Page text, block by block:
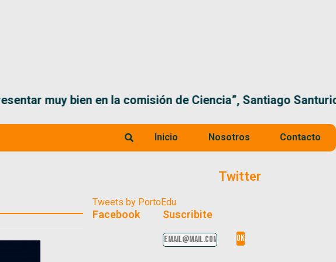
muy bien en la comisión de Ciencia”, Santiago Santurio
Inicio Nosotros Contacto
Twitter
Tweets by PortoEdu
Facebook Suscribite